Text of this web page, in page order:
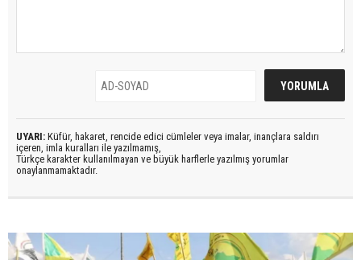
UYARI: Küfür, hakaret, rencide edici cümleler veya imalar, inançlara saldırı
içeren, imla kuralları ile yazılmamış,
Türkçe karakter kullanılmayan ve büyük harflerle yazılmış yorumlar
onaylanmamaktadır.